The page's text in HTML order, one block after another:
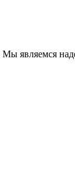
Мы являемся